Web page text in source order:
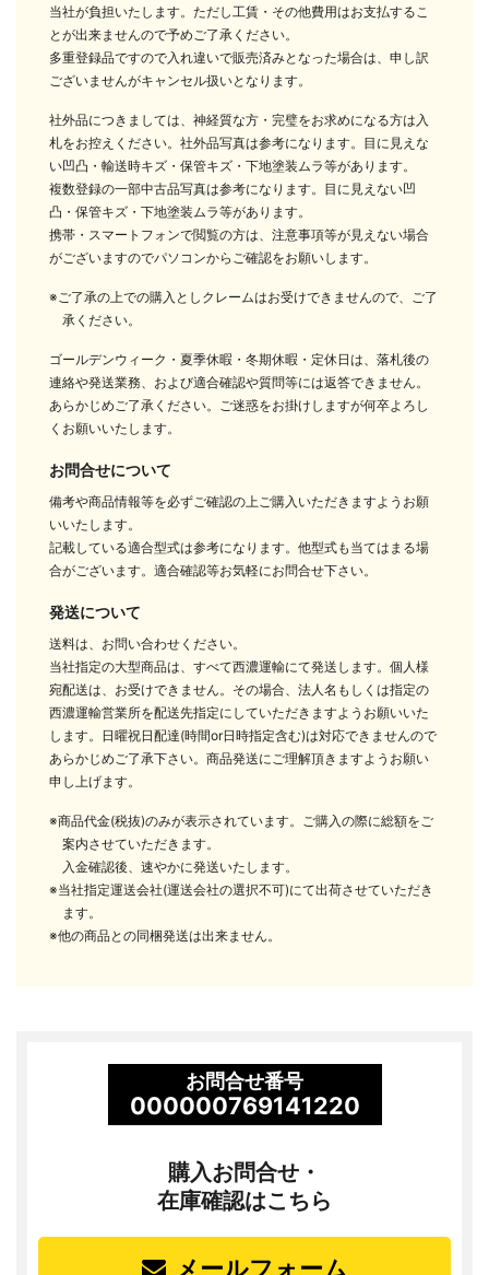
当社が負担いたします。ただし工賃・その他費用はお支払するこ
とが出来ませんので予めご了承ください。
多重登録品ですので入れ違いで販売済みとなった場合は、申し訳
ございませんがキャンセル扱いとなります。
社外品につきましては、神経質な方・完璧をお求めになる方は入
札をお控えください。社外品写真は参考になります。目に見えな
い凹凸・輸送時キズ・保管キズ・下地塗装ムラ等があります。
複数登録の一部中古品写真は参考になります。目に見えない凹
凸・保管キズ・下地塗装ムラ等があります。
携帯・スマートフォンで閲覧の方は、注意事項等が見えない場合
がございますのでパソコンからご確認をお願いします。
※ご了承の上での購入としクレームはお受けできませんので、ご了
承ください。
ゴールデンウィーク・夏季休暇・冬期休暇・定休日は、落札後の
連絡や発送業務、および適合確認や質問等には返答できません。
あらかじめご了承ください。ご迷惑をお掛けしますが何卒よろし
くお願いいたします。
お問合せについて
備考や商品情報等を必ずご確認の上ご購入いただきますようお願
いいたします。
記載している適合型式は参考になります。他型式も当てはまる場
合がございます。適合確認等お気軽にお問合せ下さい。
発送について
送料は、お問い合わせください。
当社指定の大型商品は、すべて西濃運輸にて発送します。個人様
宛配送は、お受けできません。その場合、法人名もしくは指定の
西濃運輸営業所を配送先指定にしていただきますようお願いいた
します。日曜祝日配達(時間or日時指定含む)は対応できませんので
あらかじめご了承下さい。商品発送にご理解頂きますようお願い
申し上げます。
※商品代金(税抜)のみが表示されています。ご購入の際に総額をご
案内させていただきます。
入金確認後、速やかに発送いたします。
※当社指定運送会社(運送会社の選択不可)にて出荷させていただき
ます。
※他の商品との同梱発送は出来ません。
お問合せ番号
000000769141220
購入お問合せ・
在庫確認はこちら
メールフォーム